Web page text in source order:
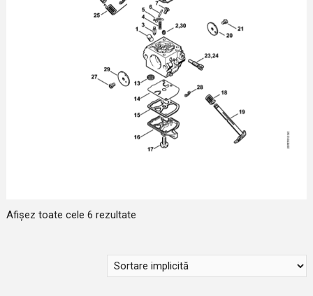
Afișez toate cele 6 rezultate